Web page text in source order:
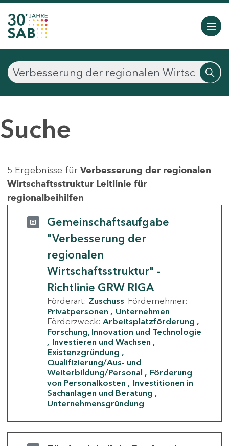
Suche
5 Ergebnisse für Verbesserung der regionalen
Wirtschaftsstruktur Leitlinie für
regionalbeihilfen
Gemeinschaftsaufgabe
"Verbesserung der
regionalen
Wirtschaftsstruktur" -
Richtlinie GRW RIGA
Förderart: Zuschuss Fördernehmer:
Privatpersonen
Unternehmen
Förderzweck: Arbeitsplatzförderung
Forschung, Innovation und Technologie
Investieren und Wachsen
Existenzgründung
Qualifizierung/Aus- und
Weiterbildung/Personal
Förderung
von Personalkosten
Investitionen in
Sachanlagen und Beratung
Unternehmensgründung